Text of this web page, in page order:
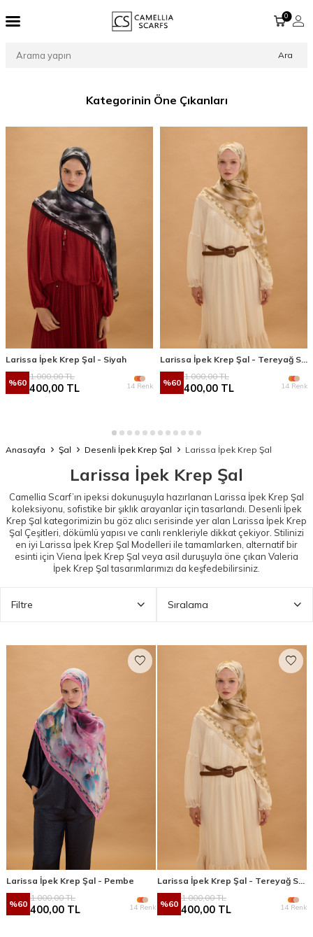
Ara
0
Kategorinin Öne Çıkanları
Larissa İpek Krep Şal - Siyah
%60
1.000,00TL
400,00 TL 14 Renk %60
1.000,00TL
400,00 TL 14 Renk
Anasayfa Şal Desenli İpek Krep Şal Larissa İpek Krep Şal
Larissa İpek Krep Şal
Camellia Scarf’ın ipeksi dokunuşuyla hazırlanan Larissa İpek Krep Şal
koleksiyonu, sofistike bir şıklık arayanlar için tasarlandı. Desenli İpek
Krep Şal kategorimizin bu göz alıcı serisinde yer alan Larissa İpek Krep
Şal Çeşitleri, dökümlü yapısı ve canlı renkleriyle dikkat çekiyor. Stilinizi
en iyi Larissa İpek Krep Şal Modelleri ile tamamlarken, alternatif bir
esinti için Viena İpek Krep Şal veya asil duruşuyla öne çıkan Valeria
İpek Krep Şaltasarımlarımızı da keşfedebilirsiniz.
Filtre Sıralama
Larissa İpek Krep Şal - Pembe
%60
1.000,00TL
400,00 TL 14 Renk %60
1.000,00TL
400,00 TL 14 Renk